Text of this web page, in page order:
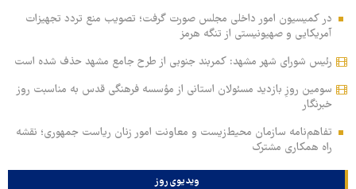
در کمیسیون امور داخلی مجلس صورت گرفت؛ تصویب منع تردد تجهیزات
آمریکایی و صهیونیستی از تنگه هرمز
رئیس شورای شهر مشهد: کمربند جنوبی از طرح جامع مشهد حذف شده است
سومین روزِ بازدید مسئولان استانی از مؤسسه فرهنگی قدس به مناسبت روز
خبرنگار
تفاهم‌نامه سازمان محیط‌زیست و معاونت امور زنان ریاست جمهوری؛ نقشه
راه همکاری مشترک
ویدیوی روز